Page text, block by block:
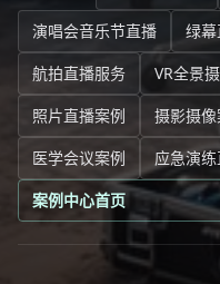
演唱会音乐节直播
绿
航拍直播服务
VR全景
照片直播案例
摄影摄像
医学会议案例
应急演
案例中心首页